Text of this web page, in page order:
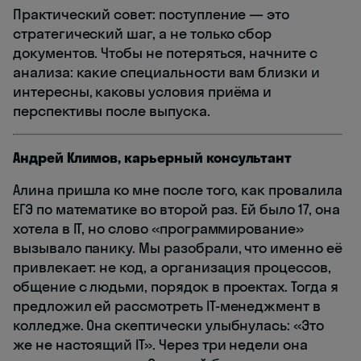
Практический совет: поступление — это
стратегический шаг, а не только сбор
документов. Чтобы не потеряться, начните с
анализа: какие специальности вам близки и
интересны, каковы условия приёма и
перспективы после выпуска.
Андрей Климов, карьерный консультант
Алина пришла ко мне после того, как провалила
ЕГЭ по математике во второй раз. Ей было 17, она
хотела в IT, но слово «программирование»
вызывало панику. Мы разобрали, что именно её
привлекает: не код, а организация процессов,
общение с людьми, порядок в проектах. Тогда я
предложил ей рассмотреть IT-менеджмент в
колледже. Она скептически улыбнулась: «Это
же не настоящий IT». Через три недели она